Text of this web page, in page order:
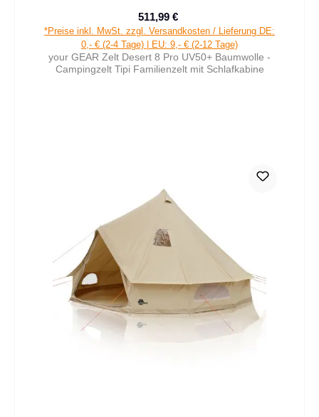
Verkaufspreis:
511,99 €
*Preise inkl. MwSt. zzgl. Versandkosten / Lieferung DE:
0,- € (2-4 Tage) | EU: 9,- € (2-12 Tage)
your GEAR Zelt Desert 8 Pro UV50+ Baumwolle -
Campingzelt Tipi Familienzelt mit Schlafkabine